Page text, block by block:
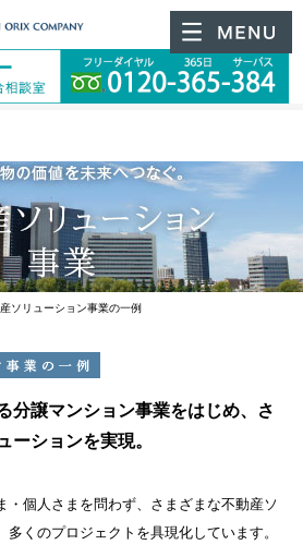
リューション事業の一例
分譲マンション事業をはじめ、 さ
ーションを実現。
・個人さまを問わず、さまざまな不動産ソ
多くのプロジェクトを具現化しています。